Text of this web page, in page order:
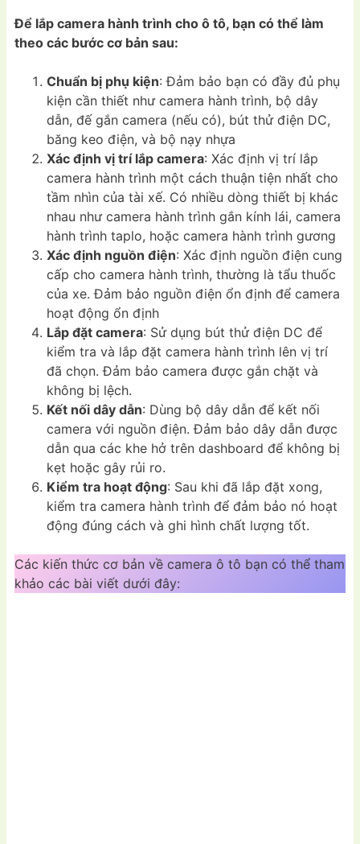
Để lắp camera hành trình cho ô tô, bạn có thể làm
theo các bước cơ bản sau:
Chuẩn bị phụ kiện: Đảm bảo bạn có đầy đủ phụ
kiện cần thiết như camera hành trình, bộ dây
dẫn, đế gắn camera (nếu có), bút thử điện DC,
băng keo điện, và bộ nạy nhựa
Xác định vị trí lắp camera: Xác định vị trí lắp
camera hành trình một cách thuận tiện nhất cho
tầm nhìn của tài xế. Có nhiều dòng thiết bị khác
nhau như camera hành trình gắn kính lái, camera
hành trình taplo, hoặc camera hành trình gương
Xác định nguồn điện: Xác định nguồn điện cung
cấp cho camera hành trình, thường là tẩu thuốc
của xe. Đảm bảo nguồn điện ổn định để camera
hoạt động ổn định
Lắp đặt camera: Sử dụng bút thử điện DC để
kiểm tra và lắp đặt camera hành trình lên vị trí
đã chọn. Đảm bảo camera được gắn chặt và
không bị lệch.
Kết nối dây dẫn: Dùng bộ dây dẫn để kết nối
camera với nguồn điện. Đảm bảo dây dẫn được
dẫn qua các khe hở trên dashboard để không bị
kẹt hoặc gây rủi ro.
Kiểm tra hoạt động: Sau khi đã lắp đặt xong,
kiểm tra camera hành trình để đảm bảo nó hoạt
động đúng cách và ghi hình chất lượng tốt.
Các kiến thức cơ bản về camera ô tô bạn có thể tham
khảo các bài viết dưới đây: